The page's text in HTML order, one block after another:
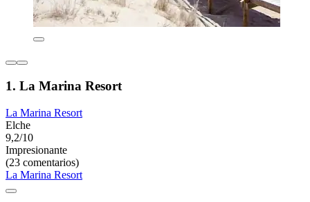
1. La Marina Resort
La Marina Resort
Elche
9,2/10
Impresionante
(23 comentarios)
La Marina Resort